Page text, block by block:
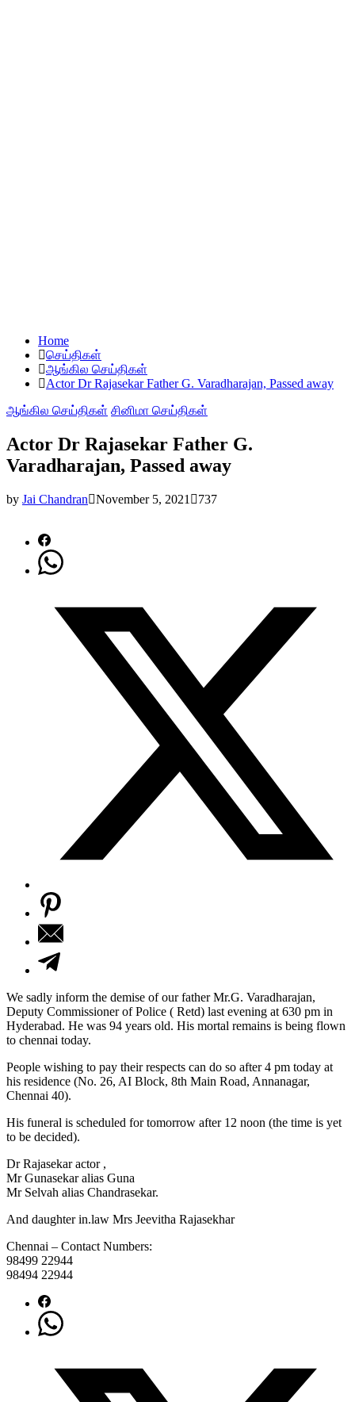
Home
செய்திகள்
ஆங்கில செய்திகள்
Actor Dr Rajasekar Father G. Varadharajan, Passed away
ஆங்கில செய்திகள் சினிமா செய்திகள்
Actor Dr Rajasekar Father G.
Varadharajan, Passed away
by Jai Chandran November 5, 2021 737
We sadly inform the demise of our father Mr.G. Varadharajan,
Deputy Commissioner of Police ( Retd) last evening at 630 pm in
Hyderabad. He was 94 years old. His mortal remains is being flown
to chennai today.
People wishing to pay their respects can do so after 4 pm today at
his residence (No. 26, AI Block, 8th Main Road, Annanagar,
Chennai 40).
His funeral is scheduled for tomorrow after 12 noon (the time is yet
to be decided).
Dr Rajasekar actor ,
Mr Gunasekar alias Guna
Mr Selvah alias Chandrasekar.
And daughter in.law Mrs Jeevitha Rajasekhar
Chennai – Contact Numbers:
98499 22944
98494 22944